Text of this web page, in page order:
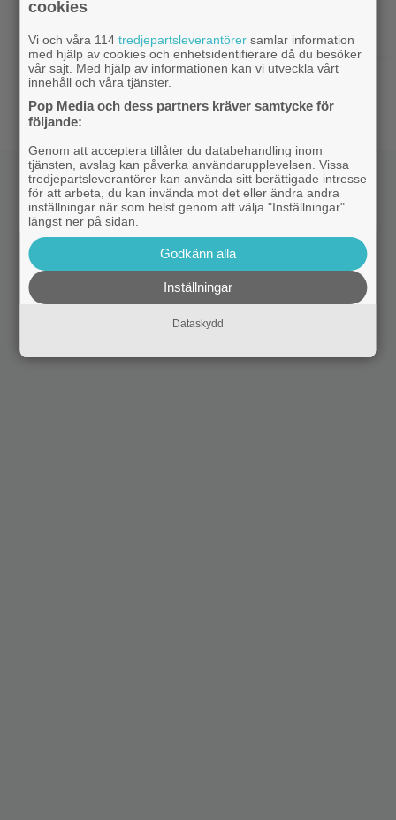
|På tv ikväll: Edward Norton gjorde sin
hyllade filmdebut i denna skarpa thriller
Fantasy |Sista säsongen av ”The Witcher”
försenas – släpps 2027
cookies
Vi och våra 114tredjepartsleverantörer samlar information
med hjälp av cookies och enhetsidentifierare då du besöker
vår sajt. Med hjälp av informationen kan vi utveckla vårt
innehåll och våra tjänster.
Pop Media och dess partners kräver samtycke för
följande:
Genom att acceptera tillåter du databehandling inom
tjänsten, avslag kan påverka användarupplevelsen. Vissa
tredjepartsleverantörer kan använda sitt berättigade intresse
för att arbeta, du kan invända mot det eller ändra andra
inställningar när som helst genom att välja "Inställningar"
längst ner på sidan.
Godkänn alla
Inställningar
Dataskydd